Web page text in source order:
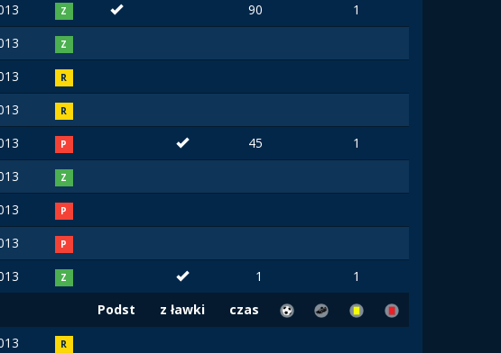
Z 90
1
Z
R
R
P 45
1
Z
P
P
Z 1
1
Podst z ławki
czas
R